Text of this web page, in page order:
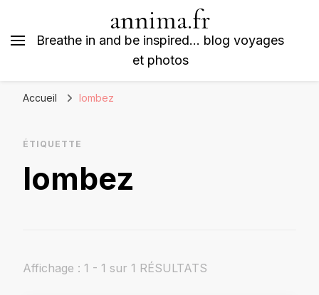
annima.fr
Breathe in and be inspired… blog voyages
et photos
Accueil lombez
ÉTIQUETTE
lombez
Affichage : 1 - 1 sur 1 RÉSULTATS